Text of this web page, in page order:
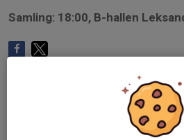
Samling: 18:00, B-hallen